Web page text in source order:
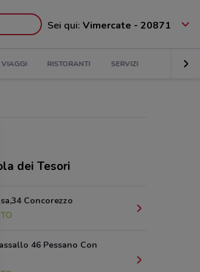
Sei qui: Vimercate - 20871
VIAGGI RISTORANTI SERVIZI
dei Tesori
Concorezzo
46 Pessano Con